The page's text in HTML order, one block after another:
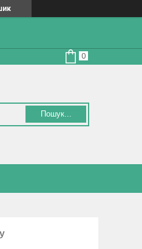
Пошук...